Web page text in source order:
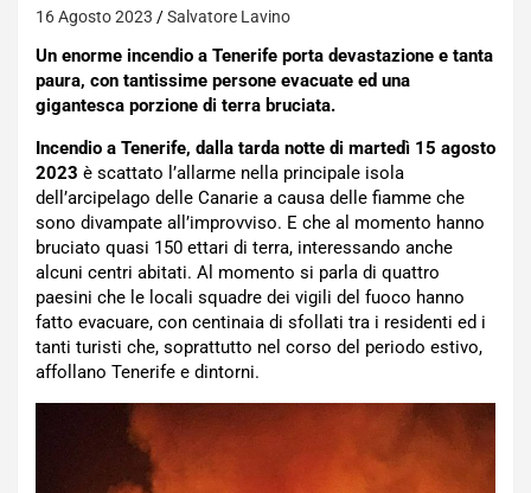
16 Agosto 2023 Salvatore Lavino
Un enorme incendio a Tenerife porta devastazione e tanta
paura, con tantissime persone evacuate ed una
gigantesca porzione di terra bruciata.
Incendio a Tenerife, dalla tarda notte di martedì 15 agosto
2023 è scattato l’allarme nella principale isola
dell’arcipelago delle Canarie a causa delle fiamme che
sono divampate all’improvviso. E che al momento hanno
bruciato quasi 150 ettari di terra, interessando anche
alcuni centri abitati. Al momento si parla di quattro
paesini che le locali squadre dei vigili del fuoco hanno
fatto evacuare, con centinaia di sfollati tra i residenti ed i
tanti turisti che, soprattutto nel corso del periodo estivo,
affollano Tenerife e dintorni.